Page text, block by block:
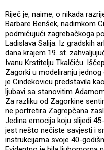
Riječ je, naime, o nikada
Barbare Benšek, nadimkom
podmićujući zagrebačkoga
Ladislava Salija. Iz gradskih
dana krajem 19. st.
Ivanu Krstitelju Tkalčiću.
Zagorki u modeliranju jednog
je Cindekovicu predstavila
ljubavi sa stanovitim
Za razliku od Zagorkine
ne portretira Zagrepčana
Jedina emocija koju slijedi
jest nešto nečiste savjesti i
instrukcijama svoje 40-